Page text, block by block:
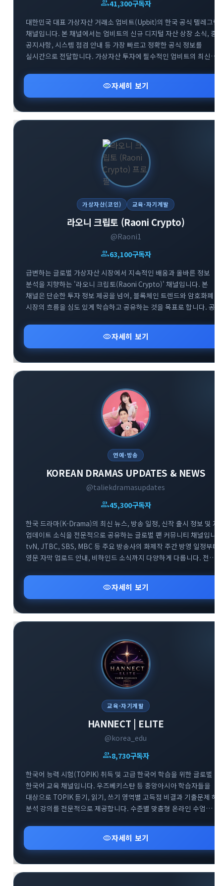
group41,300구독자
대한민국 대표 가상자산 거래소 업비트(Upbit)의 한국 공식 텔레그램
채널입니다. 본 채널에서는 업비트의 신규 디지털 자산 상장 소식, 중
공지사항, 시스템 점검 안내 등 가장 빠르고 정확한 공식 정보를
실시간으로 전달합니다. 가상자산 투자에 필수적인 업비트의 최신
안전하고 현명한 거래를 돕기 위한 공식 소통 창구로서 신뢰할 수 있는
visibility자세히 보기
가상자산(코인) 교육·자기계발
라오니 크립토 (Raoni Crypto)
@Raoni1
group63,100구독자
급변하는 글로벌 가상자산 시장에서 지속적인 배움과 올바른 정보
분석을 지향하는 '라오니 크립토(Raoni Crypto)' 채널입니다. 본
채널은 단순한 투자 정보 제공을 넘어, 블록체인 트렌드와 암호화폐
시장의 흐름을 심도 있게 학습하고 공유하는 것을 목표로 합니다. 공식
드리며, 소통을 위한 대화방(@Raoni2)도 함께 운영하여 투자자 간의
건전한 정보 교류를 돕고 있습니다. 끊임없이 진화하는 크립토
생태계에서 함께 공부하며 스마트한 투자 기준을 세워보세요.
visibility자세히 보기
연예·방송
KOREAN DRAMAS UPDATES & NEWS
@taliekdramasupdates
group45,300구독자
한국 드라마(K-Drama)의 최신 뉴스, 방송 일정, 신작 출시 정보 및 자
업데이트 소식을 전문적으로 공유하는 글로벌 팬 커뮤니티 채널입니
tvN, JTBC, SBS, MBC 등 주요 방송사의 화제작 주간 방영 일정부터
영문 자막 업로드 안내, 비하인드 소식까지 다양하게 다룹니다. 전
확인하고 소통하는 대규모 정보 교류의 공간입니다.
visibility자세히 보기
교육·자기계발
HANNECT | ELITE
@korea_edu
group8,730구독자
한국어 능력 시험(TOPIK) 취득 및 고급 한국어 학습을 위한 글로벌
한국어 교육 채널입니다. 우즈베키스탄 등 중앙아시아 학습자들을
대상으로 TOPIK 듣기, 읽기, 쓰기 영역별 고득점 비결과 기출문제 해
분석 강의를 전문적으로 제공합니다. 수준별 맞춤형 온라인 수업
전문 아카데미 소통 공간입니다.
visibility자세히 보기